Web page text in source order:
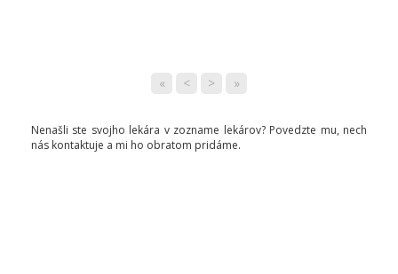
« < > »
Nenašli ste svojho lekára v zozname lekárov? Povedzte mu, nech
nás kontaktuje a mi ho obratom pridáme.